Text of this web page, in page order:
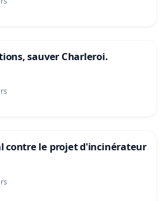
sauver Charleroi.
contre le projet d'incinérateur